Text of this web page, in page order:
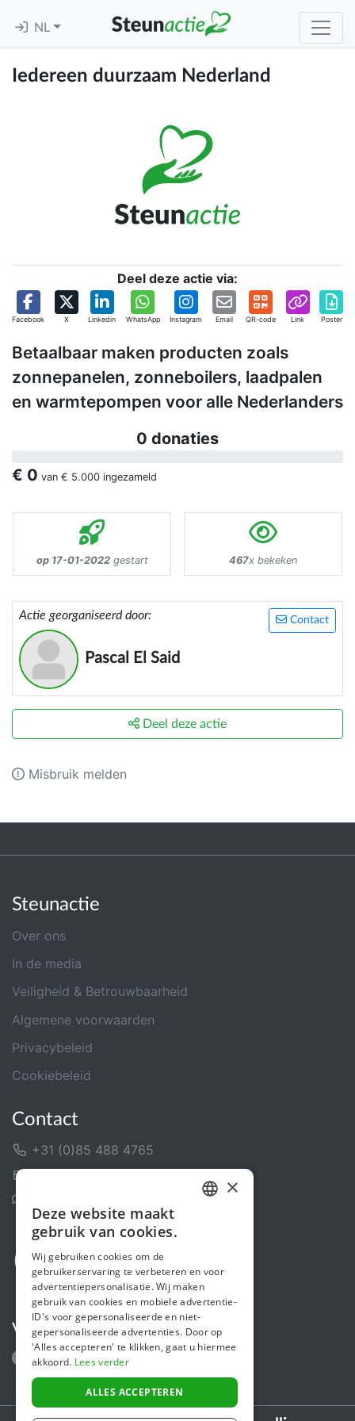
NL
Iedereen duurzaam Nederland
Deel deze actie via:
Facebook X Linkedin WhatsApp Instagram Email QR-code Link Poster
Betaalbaar maken producten zoals
zonnepanelen, zonneboilers, laadpalen
en warmtepompen voor alle Nederlanders
0 donaties
€ 0 van € 5.000 ingezameld
op 17-01-2022gestart 467x bekeken
Contact
Actie georganiseerd door:
Pascal El Said
Deel deze actie
Misbruik melden
Steunactie
Over ons
In de media
Veiligheid & Betrouwbaarheid
Algemene voorwaarden
Privacybeleid
Cookiebeleid
Contact
+31 (0)85 488 4765
Volg ons
ENGLISH
×
Deze website maakt
gebruik van cookies.
Wij gebruiken cookies om de
gebruikerservaring te verbeteren en voor
advertentiepersonalisatie. Wij maken
gebruik van cookies en mobiele advertentie-
ID's voor gepersonaliseerde en niet-
gepersonaliseerde advertenties. Door op
'Alles accepteren' te klikken, gaat u hiermee
akkoord. Lees verder
ALLES ACCEPTEREN